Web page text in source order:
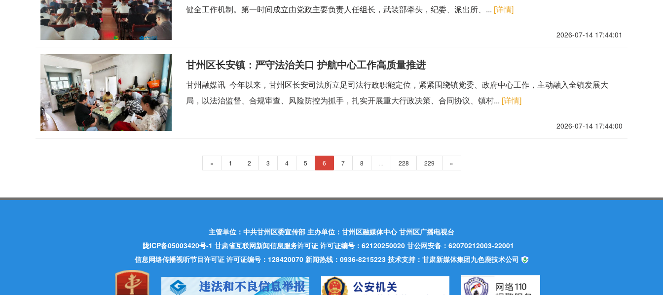
健全工作机制。第一时间成立由党政主要负责人任组长，武装部牵头，纪委、派出所、... [详情]
2026-07-14 17:44:01
甘州区长安镇：严守法治关口 护航中心工作高质量推进
甘州融媒讯 今年以来，甘州区长安司法所立足司法行政职能定位，紧紧围绕镇党委、政府中心工作，主动融入全镇发展大
局，以法治监督、合规审查、风险防控为抓手，扎实开展重大行政决策、合同协议、镇村... [详情]
2026-07-14 17:44:00
« 1 2 3 4 5 6 7 8 228 229 »
主管单位：中共甘州区委宣传部 主办单位：甘州区融媒体中心 甘州区广播电视台
陇ICP备05003420号-1 甘肃省互联网新闻信息服务许可证 许可证编号：62120250020 甘公网安备：62070212003-22001
信息网络传播视听节目许可证 许可证编号：128420070 新闻热线：0936-8215223 技术支持：甘肃新媒体集团九色鹿技术公司